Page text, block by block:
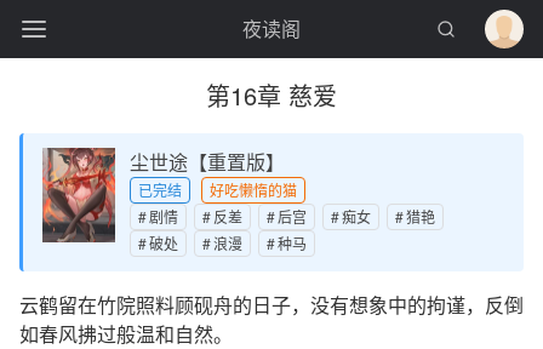
夜读阁
第16章 慈爱
尘世途【重置版】
已完结
好吃懒惰的猫
剧情
反差 后宫 痴女
猎艳
破处
浪漫 种马
云鹤留在竹院照料顾砚舟的日子，没有想象中的拘谨，反倒
如春风拂过般温和自然。